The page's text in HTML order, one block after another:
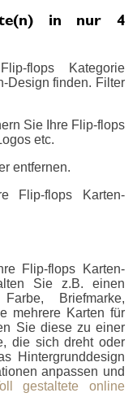
in nur 4
flops Kategorie
Design finden. Filter
Sie Ihre Flip-flops
etc.
entfernen.
Flip-flops Karten-
Flip-flops Karten-
Sie z.B. einen
Briefmarke,
mehrere Karten für
Sie diese zu einer
die sich dreht oder
Hintergrunddesign
anpassen und
gestaltete online